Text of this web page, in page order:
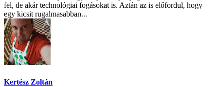
fel, de akár technológiai fogásokat is. Aztán az is előfordul, hogy
egy kicsit rugalmasabban...
Kertész Zoltán